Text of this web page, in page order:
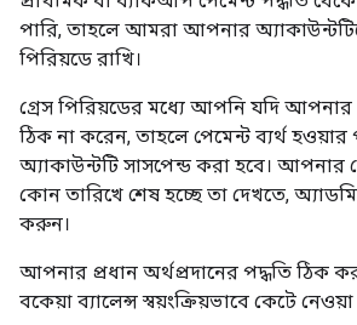
পারি, তাহলে আমরা আপনার
পিরিয়ডে রাখি।
গ্রেস পিরিয়ডের মধ্যে আপনি যদি আপনার
ঠিক না করেন, তাহলে পেমেন্ট ব্যর্থ
অ্যাকাউন্টটি সাসপেন্ড করা হবে। আপনার
কোন তারিখে শেষ হচ্ছে তা দেখতে,
করুন।
আপনার প্রধান অর্থপ্রদানের পদ্ধতি ঠিক
বকেয়া ব্যালেন্স স্বয়ংক্রিয়ভাবে কেটে নেওয়া